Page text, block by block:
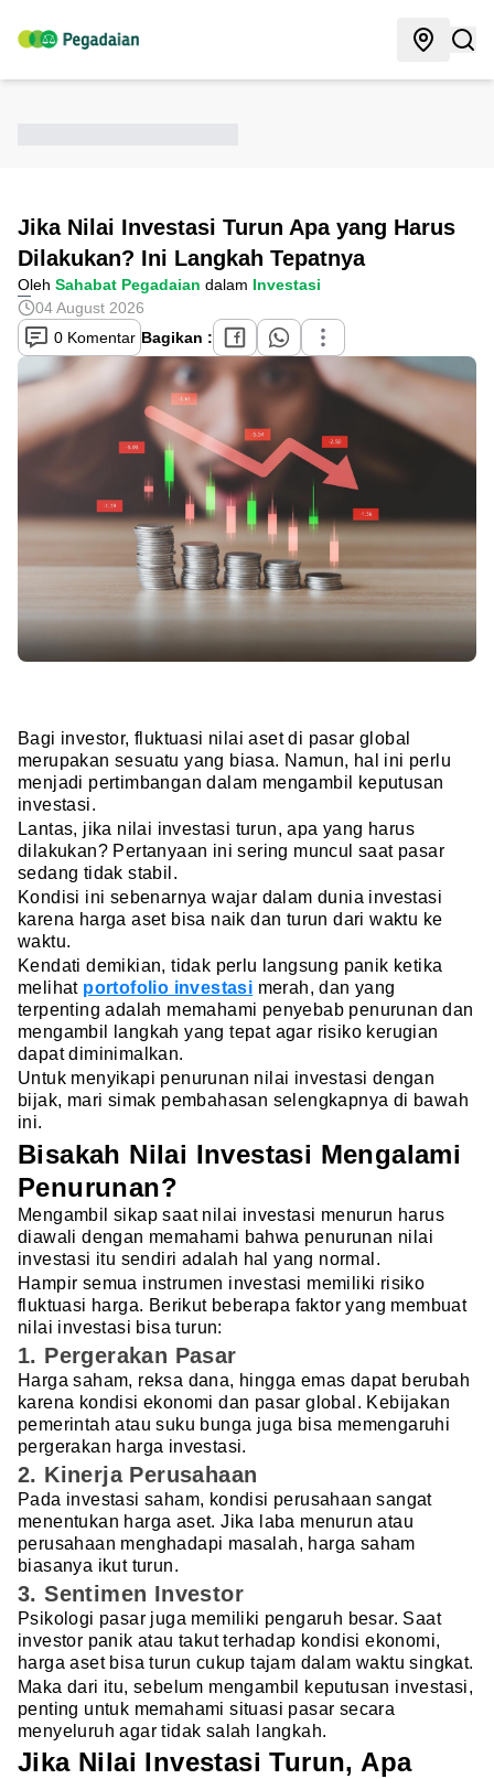
Jika Nilai Investasi Turun Apa yang Harus
Dilakukan? Ini Langkah Tepatnya
Oleh Sahabat Pegadaian dalam Investasi
04 August 2026
0 Komentar Bagikan :
Bagi investor, fluktuasi nilai aset di pasar global
merupakan sesuatu yang biasa. Namun, hal ini perlu
menjadi pertimbangan dalam mengambil keputusan
investasi.
Lantas, jika nilai investasi turun, apa yang harus
dilakukan? Pertanyaan ini sering muncul saat pasar
sedang tidak stabil.
Kondisi ini sebenarnya wajar dalam dunia investasi
karena harga aset bisa naik dan turun dari waktu ke
waktu.
Kendati demikian, tidak perlu langsung panik ketika
melihat portofolio investasi merah, dan yang
terpenting adalah memahami penyebab penurunan dan
mengambil langkah yang tepat agar risiko kerugian
dapat diminimalkan.
Untuk menyikapi penurunan nilai investasi dengan
bijak, mari simak pembahasan selengkapnya di bawah
ini.
Bisakah Nilai Investasi Mengalami
Penurunan?
Mengambil sikap saat nilai investasi menurun harus
diawali dengan memahami bahwa penurunan nilai
investasi itu sendiri adalah hal yang normal.
Hampir semua instrumen investasi memiliki risiko
fluktuasi harga. Berikut beberapa faktor yang membuat
nilai investasi bisa turun:
1. Pergerakan Pasar
Harga saham, reksa dana, hingga emas dapat berubah
karena kondisi ekonomi dan pasar global. Kebijakan
pemerintah atau suku bunga juga bisa memengaruhi
pergerakan harga investasi.
2. Kinerja Perusahaan
Pada investasi saham, kondisi perusahaan sangat
menentukan harga aset. Jika laba menurun atau
perusahaan menghadapi masalah, harga saham
biasanya ikut turun.
3. Sentimen Investor
Psikologi pasar juga memiliki pengaruh besar. Saat
investor panik atau takut terhadap kondisi ekonomi,
harga aset bisa turun cukup tajam dalam waktu singkat.
Maka dari itu, sebelum mengambil keputusan investasi,
penting untuk memahami situasi pasar secara
menyeluruh agar tidak salah langkah.
Jika Nilai Investasi Turun, Apa